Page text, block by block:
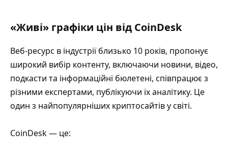
«Живі» графіки цін від CoinDesk
Веб-ресурс в індустрії близько 10 років, пропонує
широкий вибір контенту, включаючи новини, відео,
подкасти та інформаційні бюлетені, співпрацює з
різними експертами, публікуючи їх аналітику. Це
один з найпопулярніших криптосайтів у світі.
CoinDesk — це: